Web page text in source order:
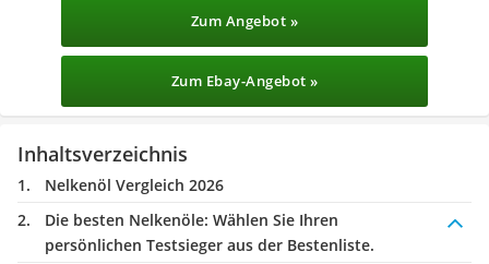
Zum Angebot »
Zum Ebay-Angebot »
Inhaltsverzeichnis
Nelkenöl Vergleich 2026
Die besten Nelkenöle: Wählen Sie Ihren
persönlichen Testsieger aus der Bestenliste.